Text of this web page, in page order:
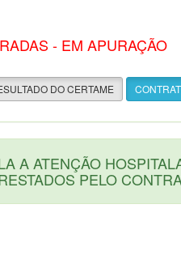
- EM APURAÇÃO
DO CERTAME
A ATENÇÃO
PELO